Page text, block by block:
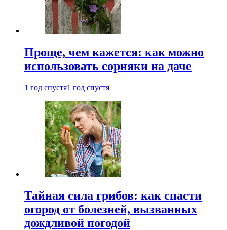
Проще, чем кажется: как можно
использовать сорняки на даче
1 год спустя1 год спустя
Тайная сила грибов: как спасти
огород от болезней, вызванных
дождливой погодой